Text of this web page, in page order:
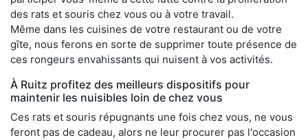
des rats et souris chez vous ou à votre travail.
Même dans les cuisines de votre restaurant ou de votre
gîte, nous ferons en sorte de supprimer toute présence de
ces rongeurs envahissants qui nuisent à vos activités.
À Ruitz profitez des meilleurs dispositifs pour
maintenir les nuisibles loin de chez vous
Ces rats et souris répugnants une fois chez vous, ne vous
feront pas de cadeau, alors ne leur procurer pas l'occasion